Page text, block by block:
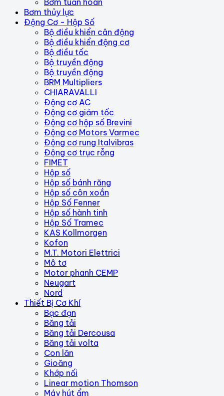
Bơm thủy lực
Động Cơ - Hộp Số
Bộ điều khiển cân động
Bộ điều khiển động cơ
Bộ điều tốc
Bộ truyền động
Bộ truyền động
BRM Multipliers
CHIARAVALLI
Động cơ AC
Động cơ giảm tốc
Động cơ hộp số Brevini
Động cơ Motors Varmec
Động cơ rung Italvibras
Động cơ trục rỗng
FIMET
Hộp số
Hộp số bánh răng
Hộp số côn xoắn
Hộp Số Fenner
Hộp số hành tinh
Hộp Số Tramec
KAS Kollmorgen
Kofon
M.T. Motori Elettrici
Mô tơ
Motor phanh CEMP
Neugart
Nord
Thiết Bị Cơ Khí
Bạc đạn
Băng tải
Băng tải Dercousa
Băng tải volta
Con lăn
Gioăng
Khớp nối
Linear motion Thomson
Máy hút ẩm